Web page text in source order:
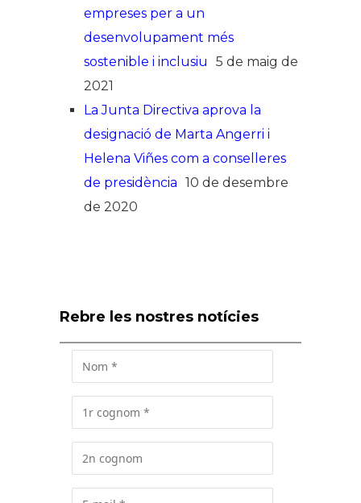
empreses per a un
desenvolupament més
sostenible i inclusiu
5 de maig de
2021
La Junta Directiva aprova la
designació de Marta Angerri i
Helena Viñes com a conselleres
de presidència 10 de desembre
de 2020
Rebre les nostres notícies